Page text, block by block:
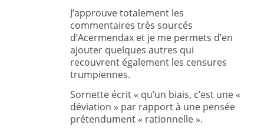
J’approuve totalement les
commentaires très sourcés
d’Acermendax et je me permets d’en
ajouter quelques autres qui
recouvrent également les censures
trumpiennes.
Sornette écrit « qu’un biais, c’est une «
déviation » par rapport à une pensée
prétendument « rationnelle ».